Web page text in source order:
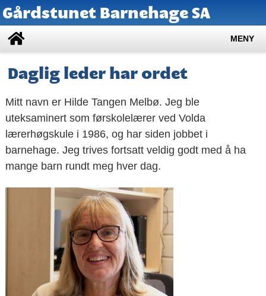
Gårdstunet Barnehage SA
MENY
Daglig leder har ordet
Mitt navn er Hilde Tangen Melbø. Jeg ble
uteksaminert som førskolelærer ved Volda
lærerhøgskule i 1986, og har siden jobbet i
barnehage. Jeg trives fortsatt veldig godt med å ha
mange barn rundt meg hver dag.